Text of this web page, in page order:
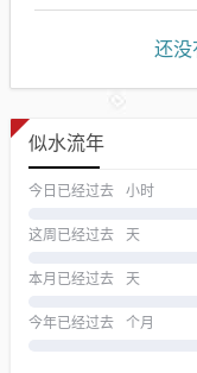
还没
似水流年
今日已经过去 小时
这周已经过去 天
本月已经过去 天
今年已经过去 个月